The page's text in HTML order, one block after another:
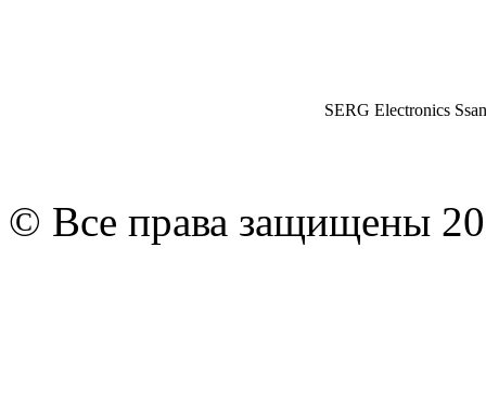
SERG Electronics
© Все права защищены